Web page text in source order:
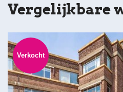
Vergelijkbare
Verkocht